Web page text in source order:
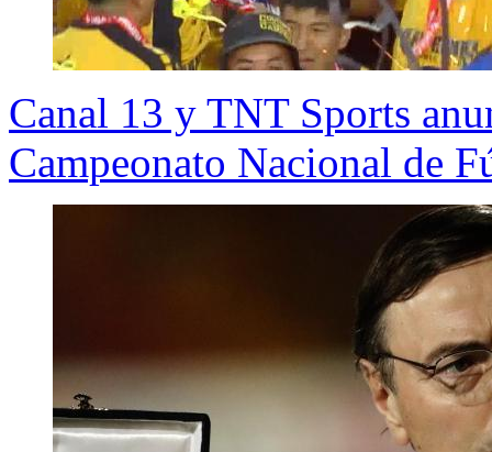
Canal 13 y TNT Sports
Campeonato Nacional de